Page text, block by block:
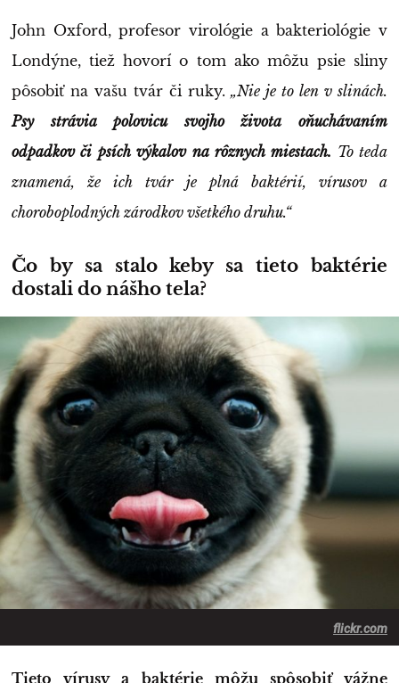
John Oxford, profesor virológie a bakteriológie v
Londýne, tiež hovorí o tom ako môžu psie sliny
pôsobiť na vašu tvár či ruky.„Nie je to len v slinách.
Psy strávia polovicu svojho života oňuchávaním
odpadkov či psích výkalov na rôznych miestach. To teda
znamená, že ich tvár je plná baktérií, vírusov a
choroboplodných zárodkov všetkého druhu.“
Čo by sa stalo keby sa tieto baktérie
dostali do nášho tela?
flickr.com
Tieto vírusy a baktérie môžu spôsobiť vážne